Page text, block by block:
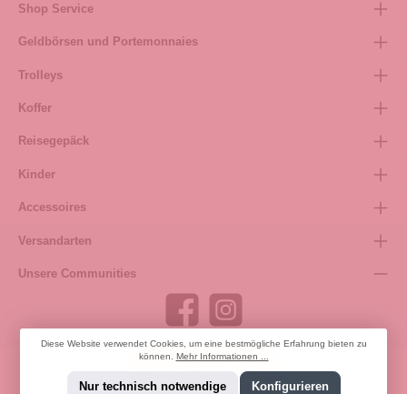
Shop Service
Geldbörsen und Portemonnaies
Trolleys
Koffer
Reisegepäck
Kinder
Accessoires
Versandarten
Unsere Communities
Bestellung widerrufen
Diese Website verwendet Cookies, um eine bestmögliche Erfahrung bieten zu
können. Mehr Informationen ...
Nur technisch notwendige Konfigurieren